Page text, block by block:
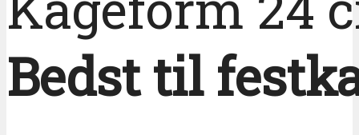
Bedst til